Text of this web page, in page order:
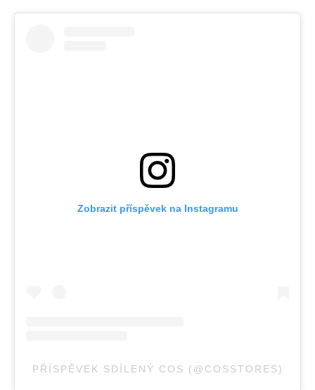
Zobrazit příspěvek na Instagramu
PŘÍSPĚVEK SDÍLENÝ COS (@COSSTORES)